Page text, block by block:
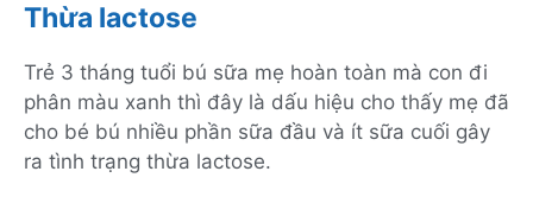
Thừa lactose
Trẻ 3 tháng tuổi bú sữa mẹ hoàn toàn mà con đi
phân màu xanh thì đây là dấu hiệu cho thấy mẹ đã
cho bé bú nhiều phần sữa đầu và ít sữa cuối gây
ra tình trạng thừa lactose.